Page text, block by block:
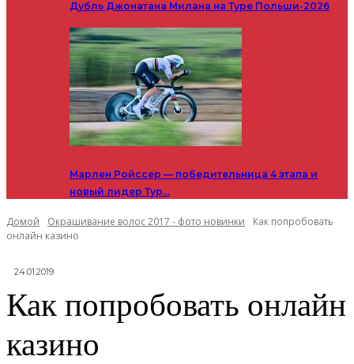
Дубль Джонатана Милана на Туре Польши-2026
Марлен Ройссер — победительница 4 этапа и
новый лидер Тур…
Домой Окрашивание волос 2017 - фото новинки
Как попробовать
онлайн казино
24.01.2019
Как попробовать онлайн
казино